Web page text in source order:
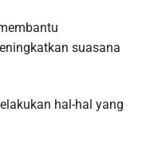
suasana
hal-hal yang